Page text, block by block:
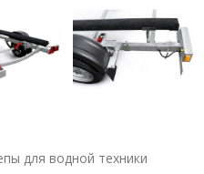
для водной техники